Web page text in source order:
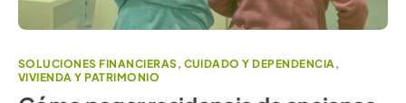
SOLUCIONES FINANCIERAS, CUIDADO Y DEPENDENCIA ,
VIVIENDA Y PATRIMONIO